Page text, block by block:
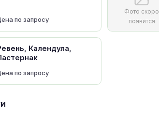
по запросу
Фото скоро
появится
Календула,
по запросу